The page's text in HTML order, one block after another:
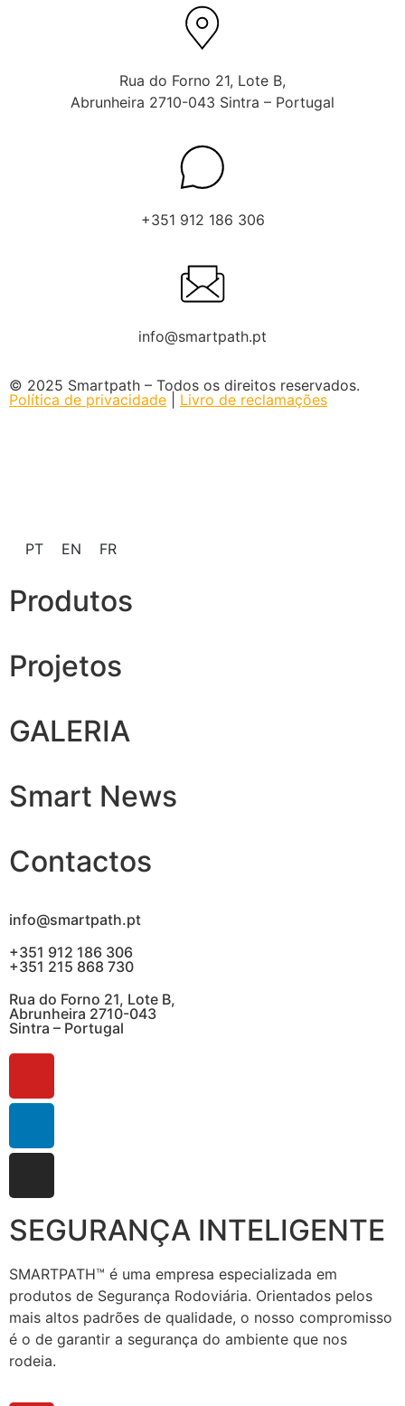
Rua do Forno 21, Lote B,
Abrunheira 2710-043 Sintra – Portugal
+351 912 186 306
info@smartpath.pt
© 2025 Smartpath – Todos os direitos reservados.
Política de privacidade
Livro de reclamações
PT EN FR
Produtos
Projetos
GALERIA
Smart News
Contactos
info@smartpath.pt
+351 912 186 306
+351 215 868 730
Rua do Forno 21, Lote B,
Abrunheira 2710-043
Sintra – Portugal
SEGURANÇA INTELIGENTE
SMARTPATH™ é uma empresa especializada em
produtos de Segurança Rodoviária. Orientados pelos
mais altos padrões de qualidade, o nosso compromisso
é o de garantir a segurança do ambiente que nos
rodeia.